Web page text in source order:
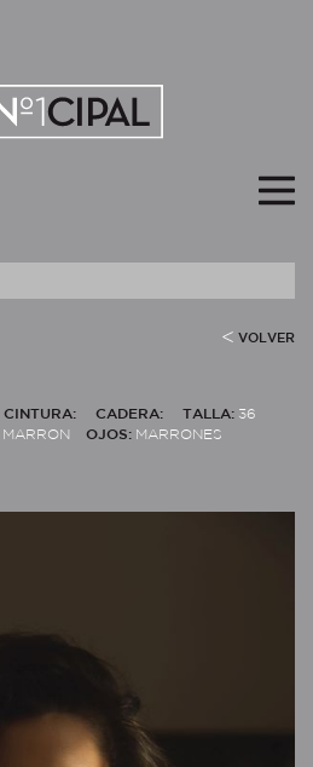
VOLVER
CINTURA: CADERA: TALLA: 36
MARRON OJOS: MARRONES